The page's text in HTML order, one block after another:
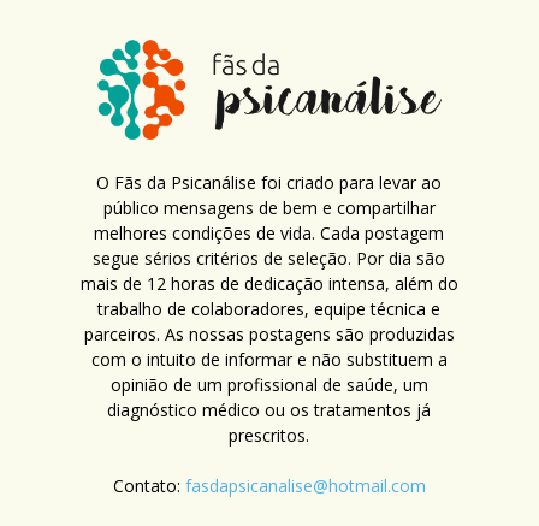
O Fãs da Psicanálise foi criado para levar ao
público mensagens de bem e compartilhar
melhores condições de vida. Cada postagem
segue sérios critérios de seleção. Por dia são
mais de 12 horas de dedicação intensa, além do
trabalho de colaboradores, equipe técnica e
parceiros. As nossas postagens são produzidas
com o intuito de informar e não substituem a
opinião de um profissional de saúde, um
diagnóstico médico ou os tratamentos já
prescritos.
Contato: fasdapsicanalise@hotmail.com